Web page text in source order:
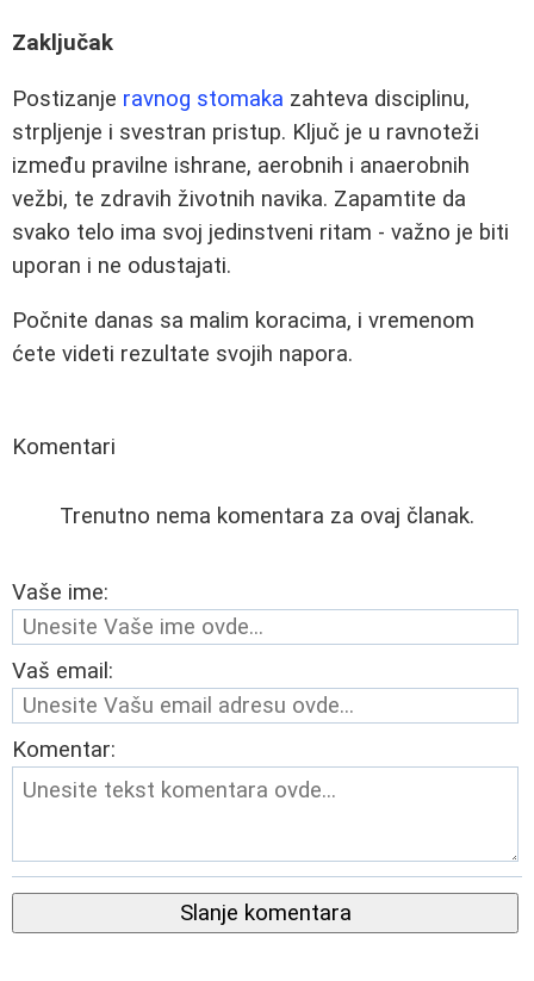
Zaključak
Postizanje ravnog stomaka zahteva disciplinu,
strpljenje i svestran pristup. Ključ je u ravnoteži
između pravilne ishrane, aerobnih i anaerobnih
vežbi, te zdravih životnih navika. Zapamtite da
svako telo ima svoj jedinstveni ritam - važno je biti
uporan i ne odustajati.
Počnite danas sa malim koracima, i vremenom
ćete videti rezultate svojih napora.
Komentari
Trenutno nema komentara za ovaj članak.
Vaše ime:
Vaš email:
Komentar:
Slanje komentara